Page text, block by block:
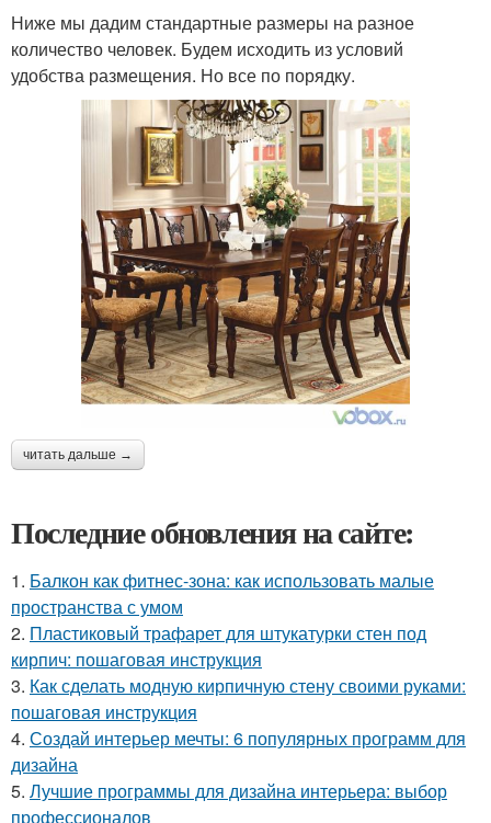
Ниже мы дадим стандартные размеры на разное
количество человек. Будем исходить из условий
удобства размещения. Но все по порядку.
читать дальше →
Последние обновления на сайте:
1. Балкон как фитнес-зона: как использовать малые
пространства с умом
2. Пластиковый трафарет для штукатурки стен под
кирпич: пошаговая инструкция
3. Как сделать модную кирпичную стену своими руками:
пошаговая инструкция
4. Создай интерьер мечты: 6 популярных программ для
дизайна
5. Лучшие программы для дизайна интерьера: выбор
профессионалов